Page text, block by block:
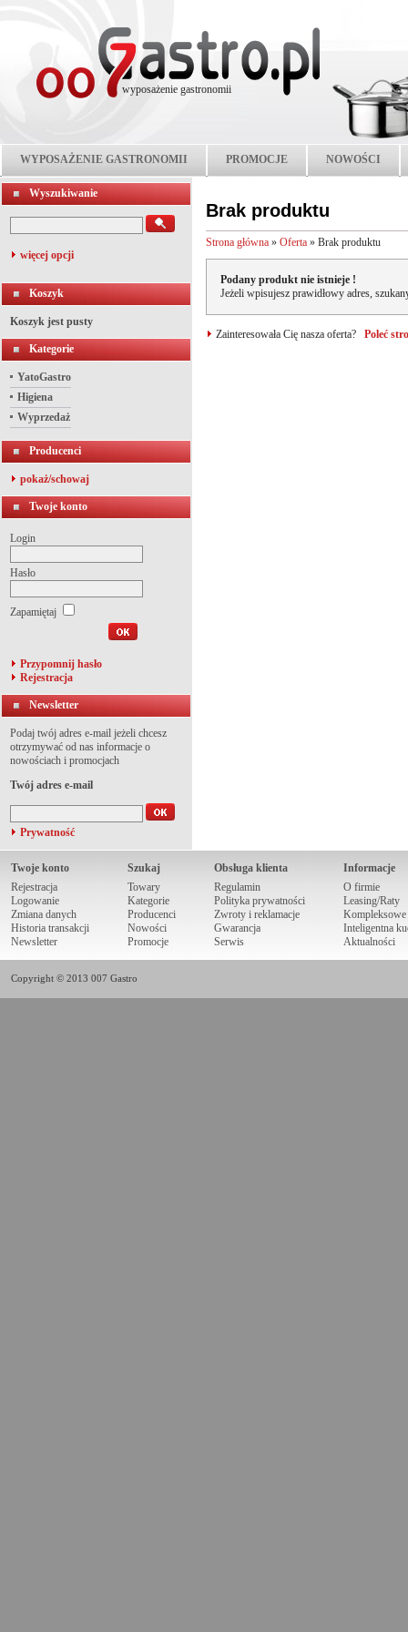
wyposażenie gastronomii
WYPOSAŻENIE GASTRONOMII PROMOCJE NOWOŚCI
Wyszukiwanie
więcej opcji
Koszyk
Koszyk jest pusty
Kategorie
YatoGastro
Higiena
Wyprzedaż
Producenci
pokaż/schowaj
Twoje konto
Login
Hasło
Zapamiętaj
Przypomnij hasło
Rejestracja
Newsletter
Podaj twój adres e-mail jeżeli chcesz
otrzymywać od nas informacje o
nowościach i promocjach
Twój adres e-mail
Prywatność
Brak produktu
Strona główna » Oferta » Brak produktu
Podany produkt nie istnieje !
Jeżeli wpisujesz prawidłowy adres,
Zainteresowała Cię nasza oferta? Poleć
Twoje konto
Rejestracja
Logowanie
Zmiana danych
Historia transakcji
Newsletter
Szukaj
Towary
Kategorie
Producenci
Nowości
Promocje
Obsługa klienta
Regulamin
Polityka prywatności
Zwroty i reklamacje
Gwarancja
Serwis
Informacje
O firmie
Leasing/Raty
Kompleksowe
Inteligentna
Aktualności
Copyright © 2013 007 Gastro